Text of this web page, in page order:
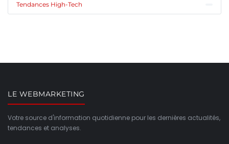
Tendances High-Tech
LE WEBMARKETING
Votre source d'information quotidienne pour les dernières actualités,
tendances et analyses.